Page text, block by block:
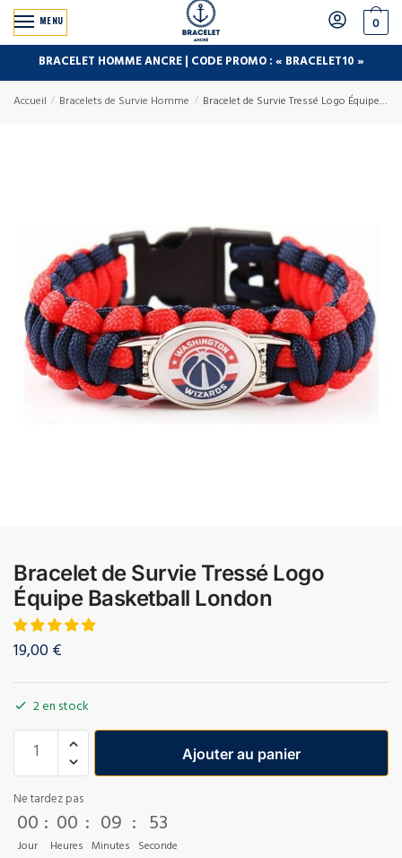
MENU 0
BRACELET HOMME ANCRE | CODE PROMO : « BRACELET10 »
Accueil / Bracelets de Survie Homme / Bracelet de Survie Tressé Logo Équipe Basketball London
Bracelet de Survie Tressé Logo
Équipe Basketball London
19,00€
2 en stock
Ajouter au panier
Ne tardez pas
00
Jour
: 00
Heures
: 09
Minutes
: 52
Seconde